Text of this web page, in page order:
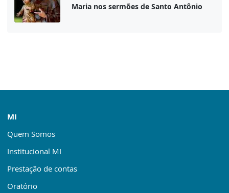
Maria nos sermões de Santo Antônio
MI
Quem Somos
Institucional MI
Prestação de contas
Oratório